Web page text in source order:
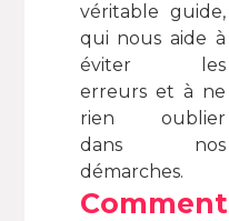
véritable guide,
qui nous aide à
éviter les
erreurs et à ne
rien oublier
dans nos
démarches.
Comment